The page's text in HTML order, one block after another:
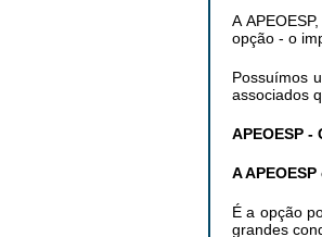
A
opção - o
Possuímos
associados
APEOESP -
A
É a opção
grandes